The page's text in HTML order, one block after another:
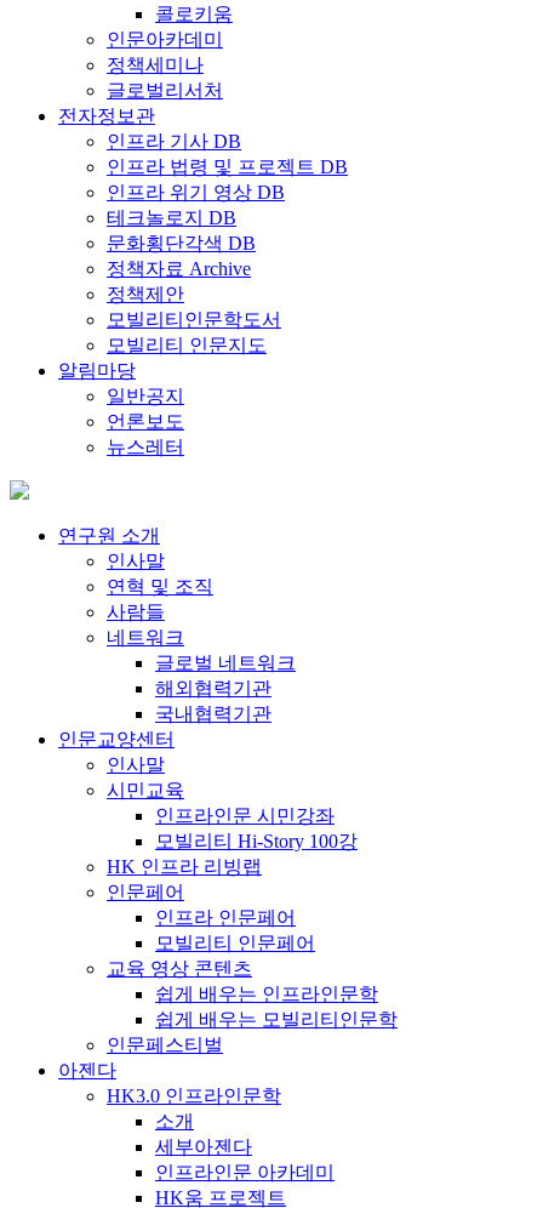
콜로키움
인문아카데미
정책세미나
글로벌리서처
전자정보관
인프라 기사 DB
인프라 법령 및 프로젝트 DB
인프라 위기 영상 DB
테크놀로지 DB
문화횡단각색 DB
정책자료 Archive
정책제안
모빌리티인문학도서
모빌리티 인문지도
알림마당
일반공지
언론보도
뉴스레터
연구원 소개
인사말
연혁 및 조직
사람들
네트워크
글로벌 네트워크
해외협력기관
국내협력기관
인문교양센터
인사말
시민교육
인프라인문 시민강좌
모빌리티 Hi-Story 100강
HK 인프라 리빙랩
인문페어
인프라 인문페어
모빌리티 인문페어
교육 영상 콘텐츠
쉽게 배우는 인프라인문학
쉽게 배우는 모빌리티인문학
인문페스티벌
아젠다
HK3.0 인프라인문학
소개
세부아젠다
인프라인문 아카데미
HK움 프로젝트